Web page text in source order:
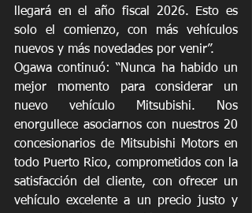
llegará en el año fiscal 2026. Esto es
solo el comienzo, con más vehículos
nuevos y más novedades por venir”.
Ogawa continuó: “Nunca ha habido un
mejor momento para considerar un
nuevo vehículo Mitsubishi. Nos
enorgullece asociarnos con nuestros 20
concesionarios de Mitsubishi Motors en
todo Puerto Rico, comprometidos con la
satisfacción del cliente, con ofrecer un
vehículo excelente a un precio justo y